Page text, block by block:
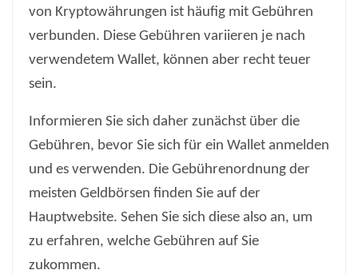
von Kryptowährungen ist häufig mit Gebühren
verbunden. Diese Gebühren variieren je nach
verwendetem Wallet, können aber recht teuer
sein.
Informieren Sie sich daher zunächst über die
Gebühren, bevor Sie sich für ein Wallet anmelden
und es verwenden. Die Gebührenordnung der
meisten Geldbörsen finden Sie auf der
Hauptwebsite. Sehen Sie sich diese also an, um
zu erfahren, welche Gebühren auf Sie
zukommen.